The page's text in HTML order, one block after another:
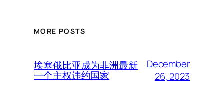
MORE POSTS
埃塞俄比亚成为非洲最新
一个主权违约国家
December
26, 2023